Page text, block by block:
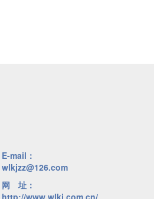
E-mail：
wlkjzz@126.com
网 址：
http://www.wlkj.com.cn/